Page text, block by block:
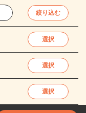
絞り込む
選択
選択
選択